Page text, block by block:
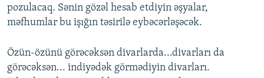
pozulacaq. Sənin gözəl hesab etdiyin əşyalar,
məfhumlar bu işığın təsirilə eybəcərləşəcək.
Özün-özünü görəcəksən divarlarda...divarları da
görəcəksən... indiyədək görmədiyin divarları.